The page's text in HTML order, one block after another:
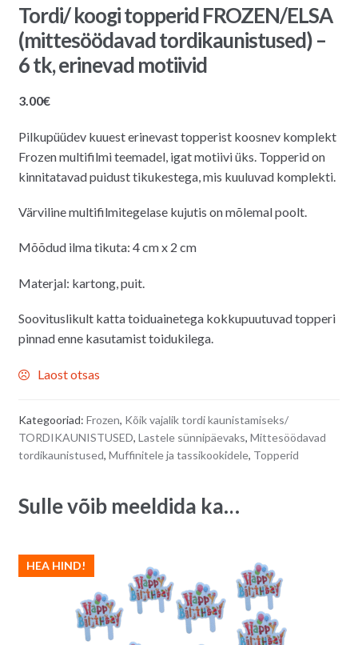
Tordi/ koogi topperid FROZEN/ELSA
(mittesöödavad tordikaunistused) –
6 tk, erinevad motiivid
3.00€
Pilkupüüdev kuuest erinevast topperist koosnev komplekt
Frozen multifilmi teemadel, igat motiivi üks. Topperid on
kinnitatavad puidust tikukestega, mis kuuluvad komplekti.
Värviline multifilmitegelase kujutis on mõlemal poolt.
Mõõdud ilma tikuta: 4 cm x 2 cm
Materjal: kartong, puit.
Soovituslikult katta toiduainetega kokkupuutuvad topperi
pinnad enne kasutamist toidukilega.
Laost otsas
Kategooriad: Frozen, Kõik vajalik tordi kaunistamiseks/
TORDIKAUNISTUSED, Lastele sünnipäevaks, Mittesöödavad
tordikaunistused, Muffinitele ja tassikookidele, Topperid
Sulle võib meeldida ka…
HEA HIND!